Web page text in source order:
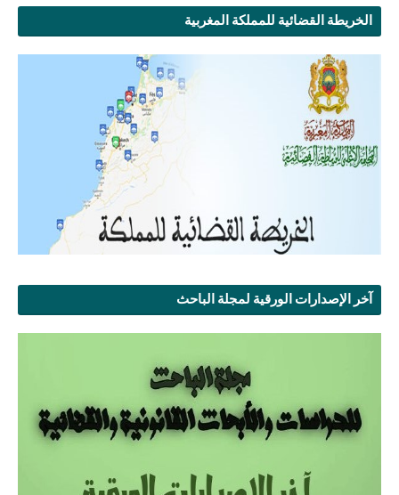
الخريطة القضائية للمملكة المغربية
آخر الإصدارات الورقية لمجلة الباحث